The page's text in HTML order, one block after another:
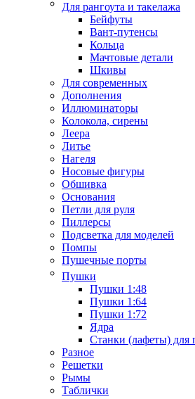
Для рангоута и такелажа
Бейфуты
Вант-путенсы
Кольца
Мачтовые детали
Шкивы
Для современных
Дополнения
Иллюминаторы
Колокола, сирены
Леера
Литье
Нагеля
Носовые фигуры
Обшивка
Основания
Петли для руля
Пиллерсы
Подсветка для моделей
Помпы
Пушечные порты
Пушки
Пушки 1:48
Пушки 1:64
Пушки 1:72
Ядра
Станки (лафеты) для
Разное
Решетки
Рымы
Таблички